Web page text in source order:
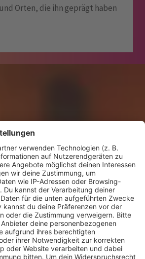
Orten, die ihn geprägt haben
Woche
“CAN WE DO IT